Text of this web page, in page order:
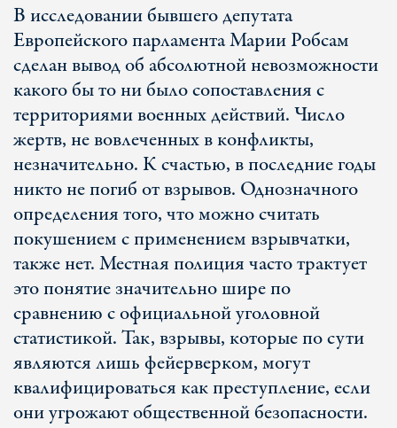
В исследовании бывшего депутата
Европейского парламента Марии Робсам
сделан вывод об абсолютной невозможности
какого бы то ни было сопоставления с
территориями военных действий. Число
жертв, не вовлеченных в конфликты,
незначительно. К счастью, в последние годы
никто не погиб от взрывов. Однозначного
определения того, что можно считать
покушением с применением взрывчатки,
также нет. Местная полиция часто трактует
это понятие значительно шире по
сравнению с официальной уголовной
статистикой. Так, взрывы, которые по сути
являются лишь фейерверком, могут
квалифицироваться как преступление, если
они угрожают общественной безопасности.